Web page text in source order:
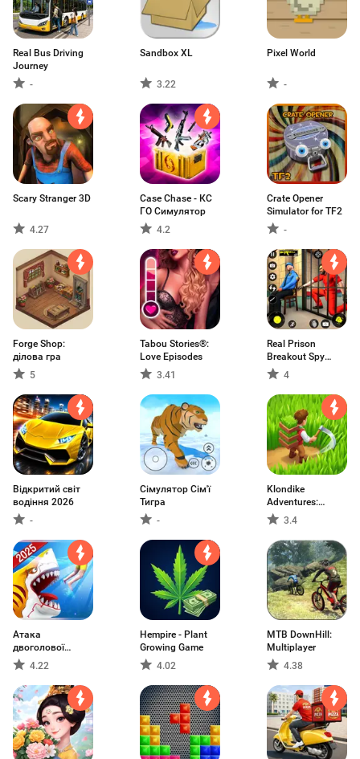
Real Bus Driving
Journey
-
Sandbox XL
3.22
Pixel World
-
Scary Stranger 3D
4.27
Case Chase - КС
ГО Симулятор
4.2
Crate Opener
Simulator for TF2
-
Forge Shop:
ділова гра
5
Tabou Stories®:
Love Episodes
3.41
Real Prison
Breakout Spy
Games
4
Відкритий світ
водіння 2026
-
Сімулятор Сім'ї
Тигра
-
Klondike
Adventures:
Ферма
3.4
Атака
двоголової
акули (PvP)
4.22
Hempire - Plant
Growing Game
4.02
MTB DownHill:
Multiplayer
4.38